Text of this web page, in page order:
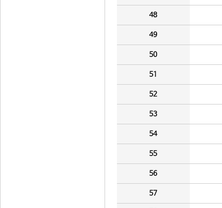
48
49
50
51
52
53
54
55
56
57